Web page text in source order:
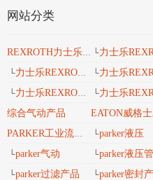
网站分类
REXROTH力士乐工业产品 └力士乐REXROTH
└力士乐REXROTH工业导轨 └力士乐REXROTH 安沃
└力士乐REXROTH 工业密封维修包 └力士乐REXROTH工业
综合气动产品
PARKER工业流体产品传动与控制 └parker液压
└parker气动 └parker液压管件
└parker过滤产品 └parker密封